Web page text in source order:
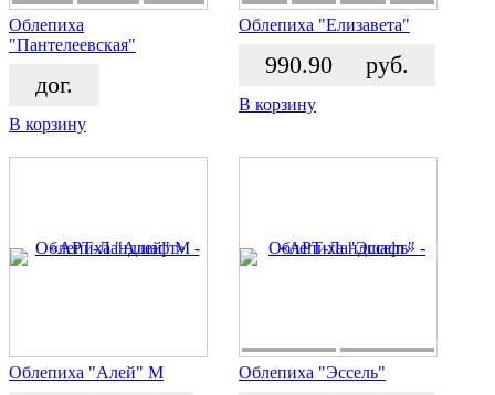
Облепиха
"Пантелеевская"
дог.
В корзину
Облепиха "Елизавета"
990.90 руб.
В корзину
Облепиха "Алей" М Облепиха "Эссель"